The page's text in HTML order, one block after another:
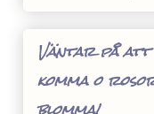
Väntar på att
komma o